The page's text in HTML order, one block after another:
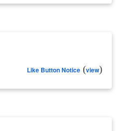
Like Button Notice (view)